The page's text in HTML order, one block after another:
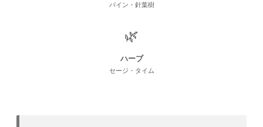
パイン・針葉樹
🌿
ハーブ
セージ・タイム